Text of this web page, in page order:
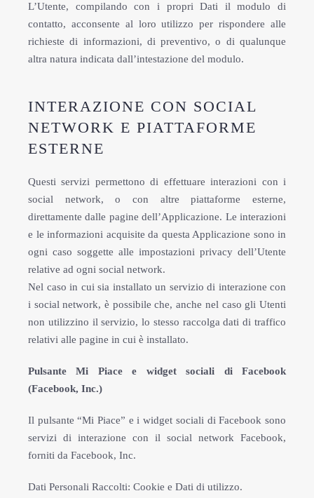
L’Utente, compilando con i propri Dati il modulo di
contatto, acconsente al loro utilizzo per rispondere alle
richieste di informazioni, di preventivo, o di qualunque
altra natura indicata dall’intestazione del modulo.
INTERAZIONE CON SOCIAL
NETWORK E PIATTAFORME
ESTERNE
Questi servizi permettono di effettuare interazioni con i
social network, o con altre piattaforme esterne,
direttamente dalle pagine dell’Applicazione. Le interazioni
e le informazioni acquisite da questa Applicazione sono in
ogni caso soggette alle impostazioni privacy dell’Utente
relative ad ogni social network.
Nel caso in cui sia installato un servizio di interazione con
i social network, è possibile che, anche nel caso gli Utenti
non utilizzino il servizio, lo stesso raccolga dati di traffico
relativi alle pagine in cui è installato.
Pulsante Mi Piace e widget sociali di Facebook
(Facebook, Inc.)
Il pulsante “Mi Piace” e i widget sociali di Facebook sono
servizi di interazione con il social network Facebook,
forniti da Facebook, Inc.
Dati Personali Raccolti: Cookie e Dati di utilizzo.